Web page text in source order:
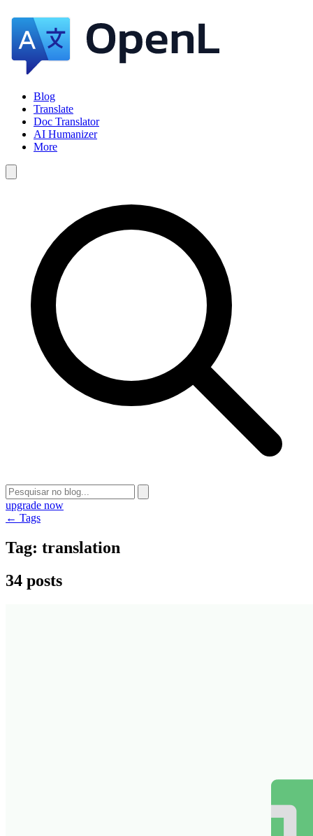
Blog
Translate
Doc Translator
AI Humanizer
More
upgrade now
← Tags
Tag: translation
34 posts